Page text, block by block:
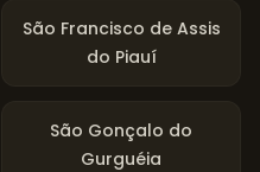
São Francisco de Assis
do Piauí
São Gonçalo do
Gurguéia